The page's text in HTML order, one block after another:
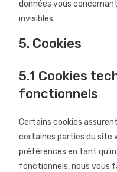
données vous
invisibles.
5. Cookies
5.1 Cookies
fonctionnels
Certains cookies
certaines parties du site
préférences en tant
fonctionnels, nous vous